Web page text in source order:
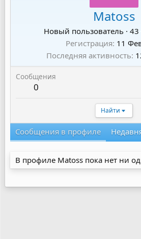
Matoss
Новый пользователь · 43
Регистрация 11
Последняя активность
Сообщения
0
Найти
Сообщения в профиле
В профиле Matoss пока нет ни